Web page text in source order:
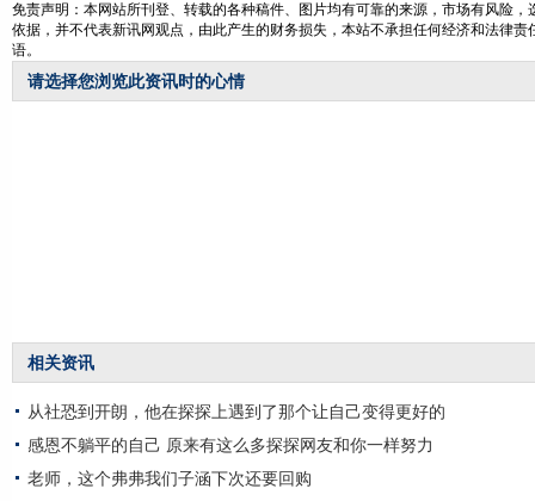
免责声明：本网站所刊登、转载的各种稿件、图片均有可靠的来源，市场有风险
依据，并不代表新讯网观点，由此产生的财务损失，本站不承担任何经济和法律
语。
请选择您浏览此资讯时的心情
相关资讯
从社恐到开朗，他在探探上遇到了那个让自己变得更好的
感恩不躺平的自己 原来有这么多探探网友和你一样努力
老师，这个弗弗我们子涵下次还要回购